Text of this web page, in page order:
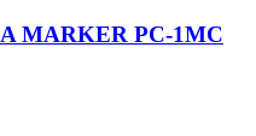
MARKER PC-1MC